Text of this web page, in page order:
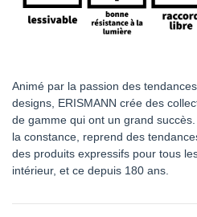
Animé par la passion des
designs, ERISMANN crée des
de gamme qui ont un grand
la constance, reprend des
des produits expressifs pour tous
intérieur, et ce depuis 180 ans.